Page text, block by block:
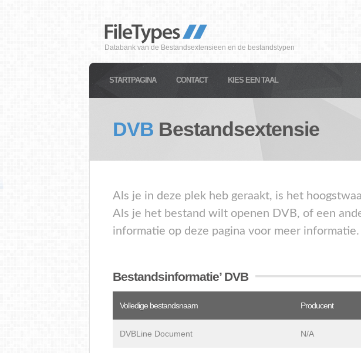
Databank van de Bestandsextensieen en de bestandstypen
STARTPAGINA CONTACT KIES EEN TAAL
DVB Bestandsextensie
Als je in deze plek heb geraakt, is het
Als je het bestand wilt openen DVB, of een
informatie op deze pagina voor meer informatie.
Bestandsinformatie’ DVB
Volledige bestandsnaam Producent
DVBLine Document N/A